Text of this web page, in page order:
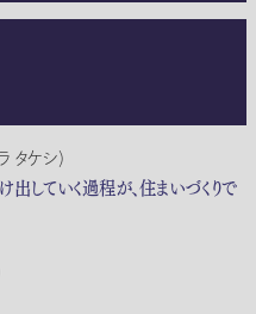
タケシ)
していく過程が、住まいづくりで